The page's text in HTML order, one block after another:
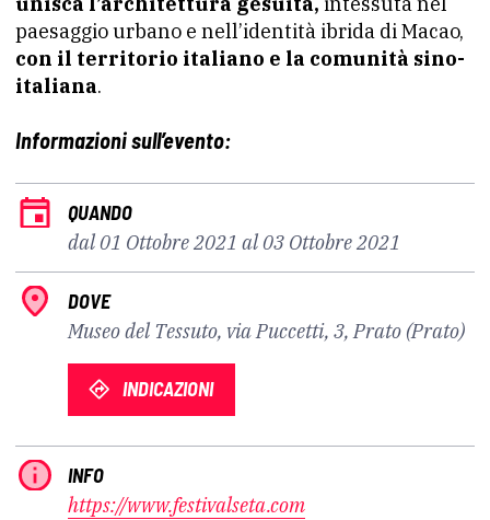
paesaggio urbano e nell’identità ibrida di Macao,
con il territorio italiano e la comunità sino-
italiana.
Informazioni sull’evento:
QUANDO
dal 01 Ottobre 2021 al 03 Ottobre 2021
DOVE
Museo del Tessuto, via Puccetti, 3, Prato (Prato)
INDICAZIONI
INFO
https://www.festivalseta.com